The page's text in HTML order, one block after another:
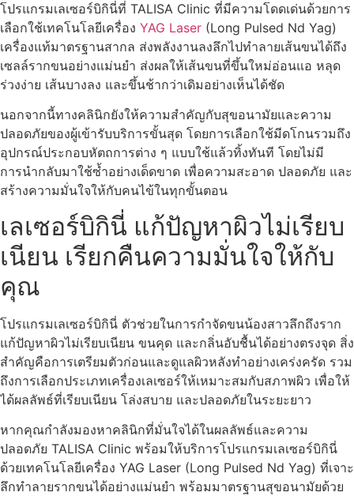
โปรแกรมเลเซอร์บิกินี่ที่ TALISA Clinic ที่มีความโดดเด่นด้วยการ
เลือกใช้เทคโนโลยีเครื่อง YAG Laser (Long Pulsed Nd Yag)
เครื่องแท้มาตรฐานสากล ส่งพลังงานลงลึกไปทำลายเส้นขนได้ถึง
เซลล์รากขนอย่างแม่นยำ ส่งผลให้เส้นขนที่ขึ้นใหม่อ่อนแอ หลุด
ร่วงง่าย เส้นบางลง และขึ้นช้ากว่าเดิมอย่างเห็นได้ชัด
นอกจากนี้ทางคลินิกยังให้ความสำคัญกับสุขอนามัยและความ
ปลอดภัยของผู้เข้ารับบริการขั้นสุด โดยการเลือกใช้มีดโกนรวมถึง
อุปกรณ์ประกอบหัตถการต่าง ๆ แบบใช้แล้วทิ้งทันที โดยไม่มี
การนำกลับมาใช้ซ้ำอย่างเด็ดขาด เพื่อความสะอาด ปลอดภัย และ
สร้างความมั่นใจให้กับคนไข้ในทุกขั้นตอน
เลเซอร์บิกินี่ แก้ปัญหาผิวไม่เรียบ
เนียน เรียกคืนความมั่นใจให้กับ
คุณ
โปรแกรมเลเซอร์บิกินี่ ตัวช่วยในการกำจัดขนน้องสาวลึกถึงราก
แก้ปัญหาผิวไม่เรียบเนียน ขนคุด และกลิ่นอับชื้นได้อย่างตรงจุด สิ่ง
สำคัญคือการเตรียมตัวก่อนและดูแลผิวหลังทำอย่างเคร่งครัด รวม
ถึงการเลือกประเภทเครื่องเลเซอร์ให้เหมาะสมกับสภาพผิว เพื่อให้
ได้ผลลัพธ์ที่เรียบเนียน โล่งสบาย และปลอดภัยในระยะยาว
หากคุณกำลังมองหาคลินิกที่มั่นใจได้ในผลลัพธ์และความ
ปลอดภัย TALISA Clinic พร้อมให้บริการโปรแกรมเลเซอร์บิกินี่
ด้วยเทคโนโลยีเครื่อง YAG Laser (Long Pulsed Nd Yag) ที่เจาะ
ลึกทำลายรากขนได้อย่างแม่นยำ พร้อมมาตรฐานสุขอนามัยด้วย